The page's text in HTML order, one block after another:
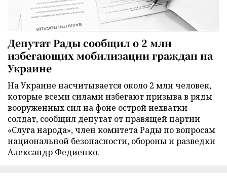
Депутат Рады сообщил о 2 млн
избегающих мобилизации граждан на
Украине
На Украине насчитывается около 2 млн человек,
которые всеми силами избегают призыва в ряды
вооруженных сил на фоне острой нехватки
солдат, сообщил депутат от правящей партии
«Слуга народа», член комитета Рады по вопросам
национальной безопасности, обороны и разведки
Александр Федиенко.